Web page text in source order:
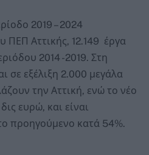
2019 – 2024
ΠΕΠ Αττικής, 12.149 έργα
2014 -2019. Στη
σε εξέλιξη 2.000 μεγάλα
την Αττική, ενώ το νέο
ευρώ, και είναι
προηγούμενο κατά 54%.